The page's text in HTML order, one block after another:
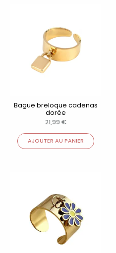
Bague breloque cadenas
dorée
21,99 €
AJOUTER AU PANIER